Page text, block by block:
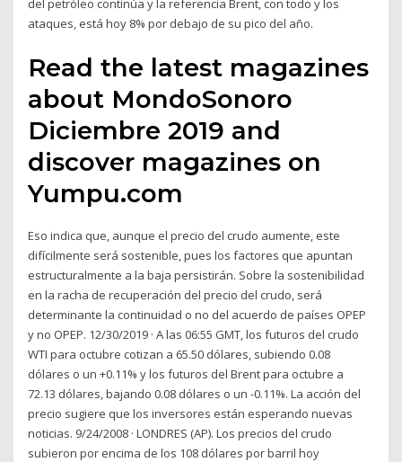
del petróleo continúa y la referencia Brent, con todo y los
ataques, está hoy 8% por debajo de su pico del año.
Read the latest magazines
about MondoSonoro
Diciembre 2019 and
discover magazines on
Yumpu.com
Eso indica que, aunque el precio del crudo aumente, este
difícilmente será sostenible, pues los factores que apuntan
estructuralmente a la baja persistirán. Sobre la sostenibilidad
en la racha de recuperación del precio del crudo, será
determinante la continuidad o no del acuerdo de países OPEP
y no OPEP. 12/30/2019 · A las 06:55 GMT, los futuros del crudo
WTI para octubre cotizan a 65.50 dólares, subiendo 0.08
dólares o un +0.11% y los futuros del Brent para octubre a
72.13 dólares, bajando 0.08 dólares o un -0.11%. La acción del
precio sugiere que los inversores están esperando nuevas
noticias. 9/24/2008 · LONDRES (AP). Los precios del crudo
subieron por encima de los 108 dólares por barril hoy